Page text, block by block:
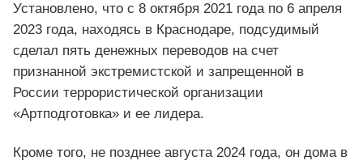
Установлено, что с 8 октября 2021 года по 6 апреля
2023 года, находясь в Краснодаре, подсудимый
сделал пять денежных переводов на счет
признанной экстремистской и запрещенной в
России террористической организации
«Артподготовка» и ее лидера.
Кроме того, не позднее августа 2024 года, он дома в